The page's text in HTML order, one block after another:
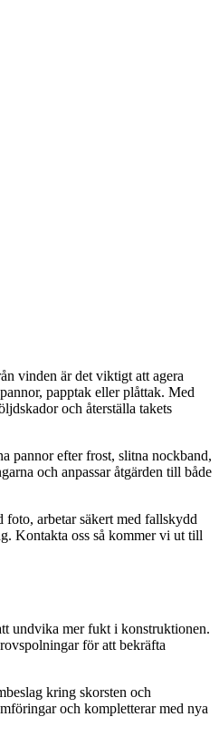
vinden är det viktigt att agera
papptak eller plåttak. Med
och återställa takets
pannor efter frost, slitna nockband,
och anpassar åtgärden till både
arbetar säkert med fallskydd
Kontakta oss så kommer vi ut till
undvika mer fukt i konstruktionen.
för att bekräfta
kring skorsten och
och kompletterar med nya